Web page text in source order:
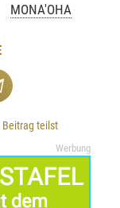
MONA'OHA
Beitrag teilst
Werbung